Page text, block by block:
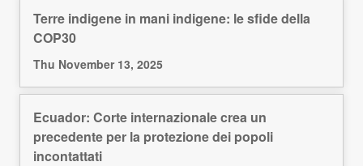
Terre indigene in mani indigene: le sfide della
COP30
Thu November 13, 2025
Ecuador: Corte internazionale crea un
precedente per la protezione dei popoli
incontattati